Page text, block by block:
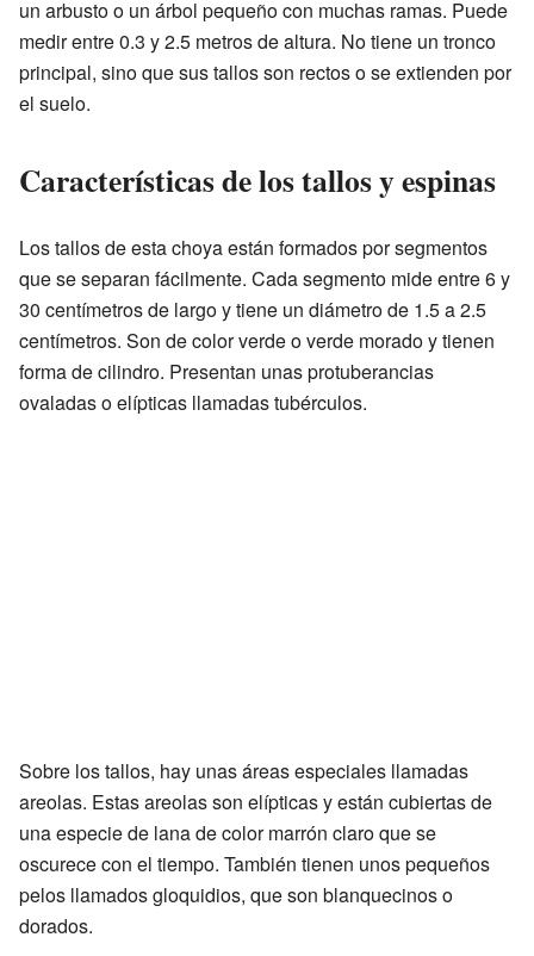
un arbusto o un árbol pequeño con muchas ramas. Puede
medir entre 0.3 y 2.5 metros de altura. No tiene un tronco
principal, sino que sus tallos son rectos o se extienden por
el suelo.
Características de los tallos y espinas
Los tallos de esta choya están formados por segmentos
que se separan fácilmente. Cada segmento mide entre 6 y
30 centímetros de largo y tiene un diámetro de 1.5 a 2.5
centímetros. Son de color verde o verde morado y tienen
forma de cilindro. Presentan unas protuberancias
ovaladas o elípticas llamadas tubérculos.
Sobre los tallos, hay unas áreas especiales llamadas
areolas. Estas areolas son elípticas y están cubiertas de
una especie de lana de color marrón claro que se
oscurece con el tiempo. También tienen unos pequeños
pelos llamados gloquidios, que son blanquecinos o
dorados.